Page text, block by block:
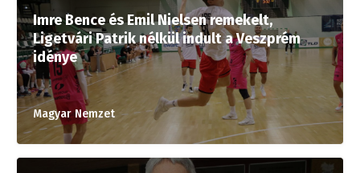
Imre Bence és Emil Nielsen remekelt,
Ligetvári Patrik nélkül indult a Veszprém
idénye
Magyar Nemzet